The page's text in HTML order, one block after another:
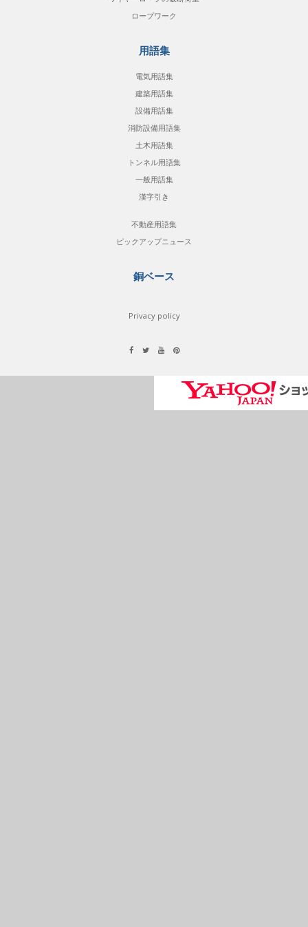
ロープワーク
用語集
電気用語集
建築用語集
設備用語集
消防設備用語集
土木用語集
トンネル用語集
一般用語集
漢字引き
不動産用語集
ピックアップニュース
銅ベース
Privacy policy